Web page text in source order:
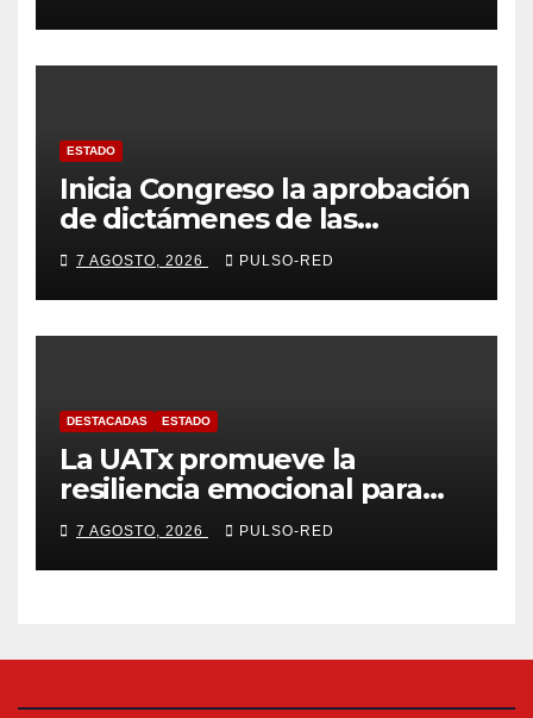
ESTADO
Inicia Congreso la aprobación
de dictámenes de las
cuentas públicas de entes
fiscalizables del ejercicio
fiscal 2025
7 AGOSTO, 2026 PULSO-RED
DESTACADAS ESTADO
La UATx promueve la
resiliencia emocional para
fortalecer salud y bienestar
de estudiantes y docentes
7 AGOSTO, 2026 PULSO-RED